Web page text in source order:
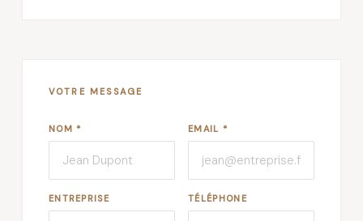
VOTRE MESSAGE
NOM* EMAIL *
ENTREPRISE TÉLÉPHONE